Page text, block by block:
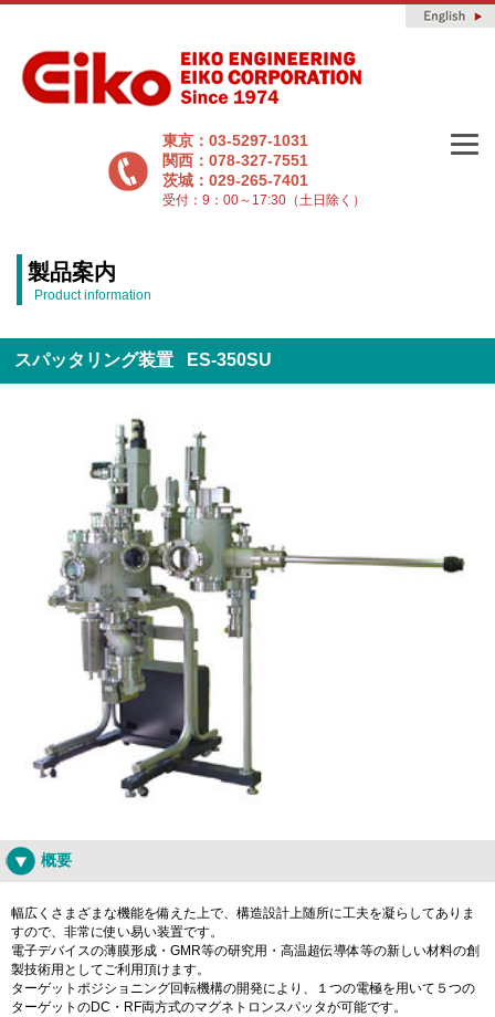
東京：03-5297-1031
関西：078-327-7551
茨城：029-265-7401
受付：9：00～17:30（土日除く）
製品案内
Product information
スパッタリング装置 ES-350SU
概要
幅広くさまざまな機能を備えた上で、構造設計上随所に工夫を凝らしてありま
すので、非常に使い易い装置です。
電子デバイスの薄膜形成・GMR等の研究用・高温超伝導体等の新しい材料の創
製技術用としてご利用頂けます。
ターゲットポジショニング回転機構の開発により、１つの電極を用いて５つの
ターゲットのDC・RF両方式のマグネトロンスパッタが可能です。